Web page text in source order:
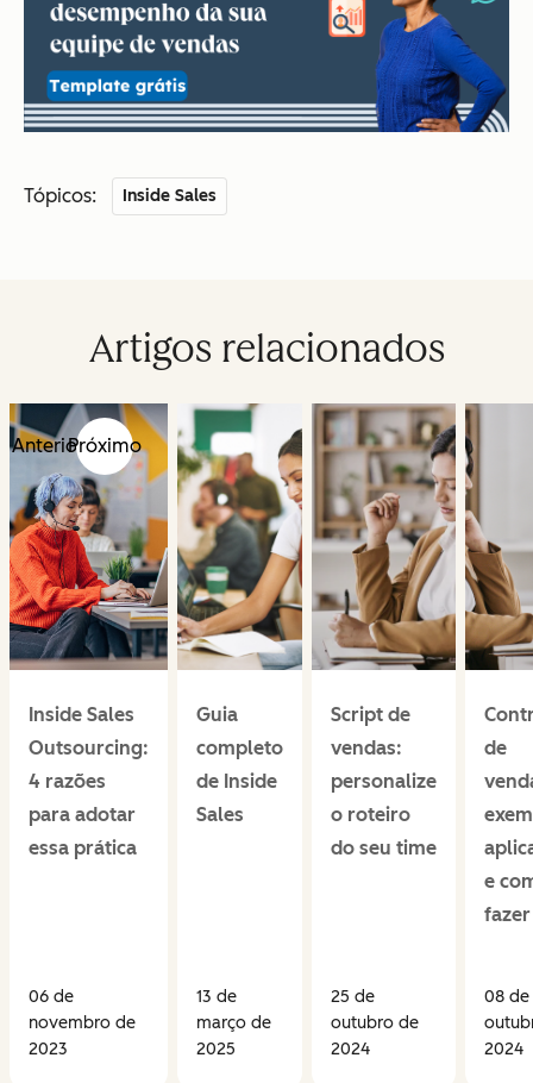
Tópicos: Inside Sales
Artigos relacionados
AnteriorPróximo
Inside Sales
Outsourcing:
4 razões
para adotar
essa prática
06 de
novembro de
2023
Guia
completo
de Inside
Sales
13 de
março de
2025
Script de
vendas:
personalize
o roteiro
do seu time
25 de
outubro de
2024
de
e
fazer
08 de
2024